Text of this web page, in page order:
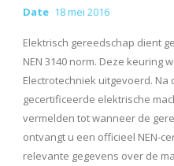
Date 18 mei 2016
Elektrisch gereedschap dient
NEN 3140 norm. Deze keuring
Electrotechniek uitgevoerd. Na
gecertificeerde elektrische
vermelden tot wanneer de
ontvangt u een officieel NEN-
relevante gegevens over de